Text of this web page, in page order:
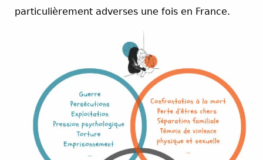
particulièrement adverses une fois en France.